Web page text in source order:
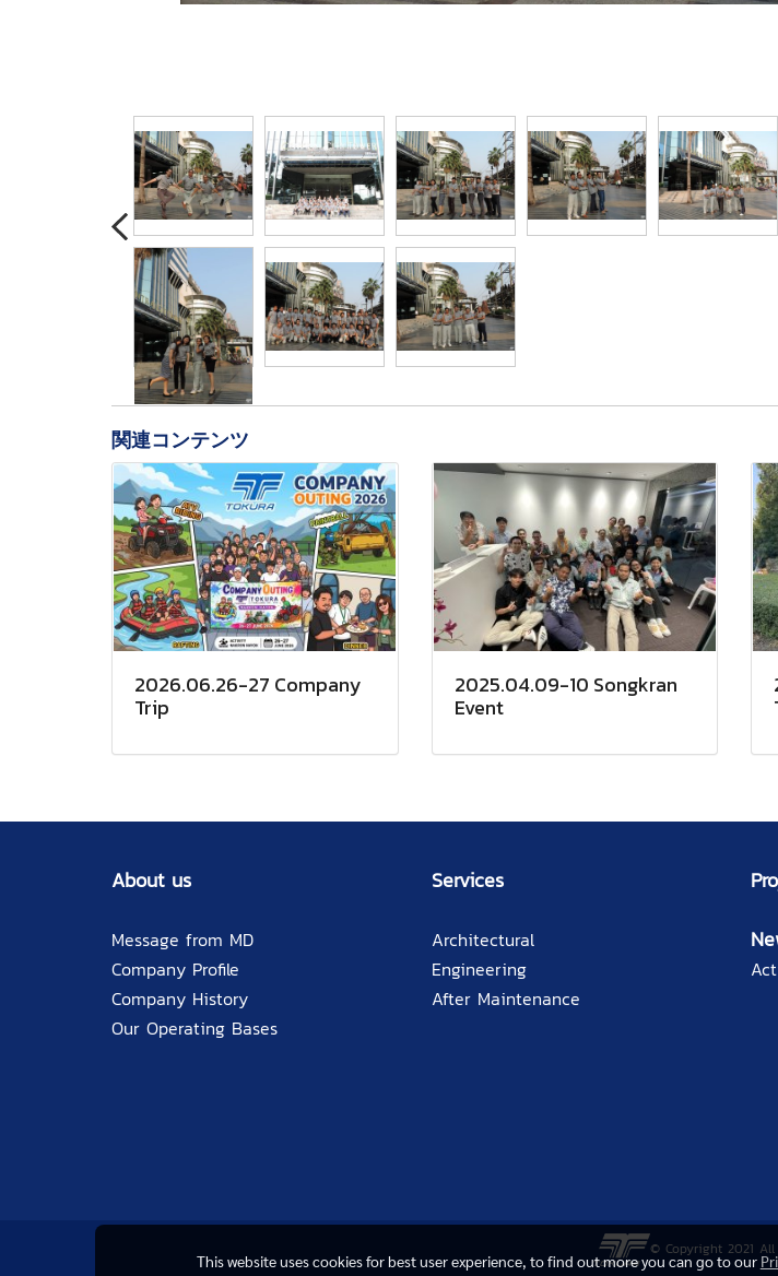
関連コンテンツ
2026.06.26-27 Company
Trip
2025.04.09-10 Songkran
Event
About us
Message from MD
Company Profile
Company History
Our Operating Bases
Services
Architectural
Engineering
After Maintenance
© Copyright 2021 All
This website uses cookies for best user experience, to find out more you can go to our